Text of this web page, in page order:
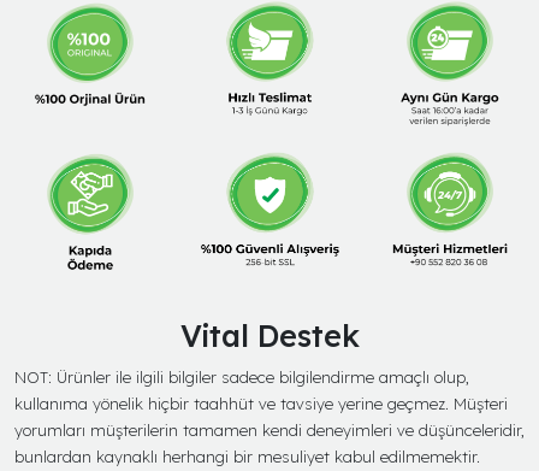
Vital Destek
NOT: Ürünler ile ilgili bilgiler sadece bilgilendirme amaçlı olup,
kullanıma yönelik hiçbir taahhüt ve tavsiye yerine geçmez. Müşteri
yorumları müşterilerin tamamen kendi deneyimleri ve düşünceleridir,
bunlardan kaynaklı herhangi bir mesuliyet kabul edilmemektir.